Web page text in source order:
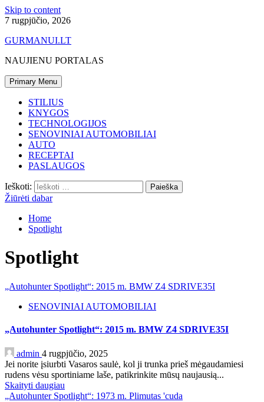
Skip to content
7 rugpjūčio, 2026
GURMANUI.LT
NAUJIENU PORTALAS
Primary Menu
STILIUS
KNYGOS
TECHNOLOGIJOS
SENOVINIAI AUTOMOBILIAI
AUTO
RECEPTAI
PASLAUGOS
Ieškoti:
Žiūrėti dabar
Home
Spotlight
Spotlight
„Autohunter Spotlight“: 2015 m. BMW Z4 SDRIVE35I
SENOVINIAI AUTOMOBILIAI
„Autohunter Spotlight“: 2015 m. BMW Z4 SDRIVE35I
admin 4 rugpjūčio, 2025
Jei norite įsiurbti Vasaros saulė, kol ji trunka prieš mėgaudamiesi
rudens vėsu sportiniame laše, patikrinkite mūsų naujausią...
Skaityti daugiau
„Autohunter Spotlight“: 1973 m. Plimutas 'cuda